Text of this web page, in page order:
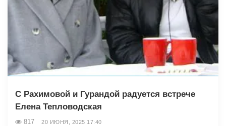
С Рахимовой и Гурандой радуется встрече
Елена Тепловодская
817 20 ИЮНЯ, 2025 17:40